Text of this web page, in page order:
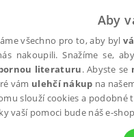
Aby
všechno pro to, aby byl
nakoupili. Snažíme se,
literaturu. Abyste se
vám ulehčí nákup na
slouží cookies a podobné
vaší pomoci bude náš e-